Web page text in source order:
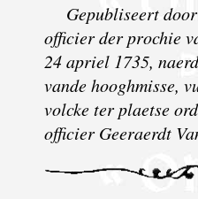
Gepubliseert
officier der prochie
24 apriel 1735,
vande hooghmisse,
volcke ter plaetse
officier Geeraerdt